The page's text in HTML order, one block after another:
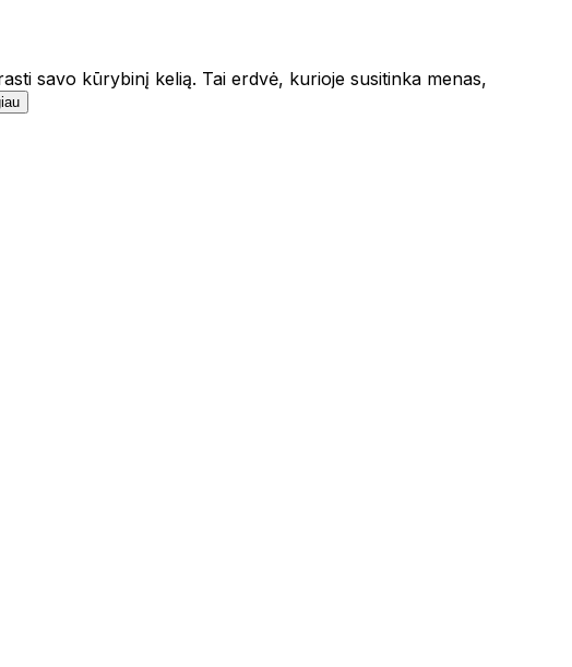
savo kūrybinį kelią. Tai erdvė, kurioje susitinka menas,